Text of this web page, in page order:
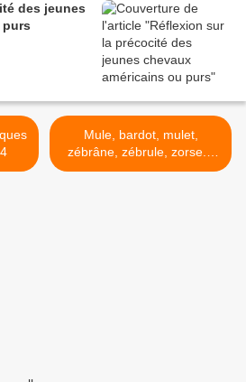
des jeunes
purs
Mule, bardot, mulet,
zébrâne, zébrule, zorse...
toujours stériles ? >